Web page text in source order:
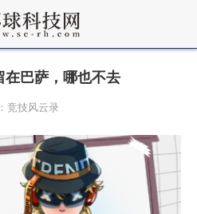
在巴萨，哪也不去
竞技风云录